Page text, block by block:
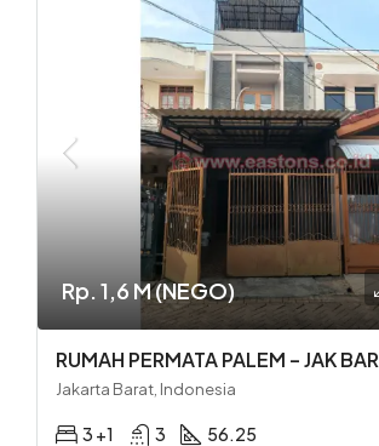
Rp. 1,6 M (NEGO)
RUMAH PERMATA PALEM – JAK BAR
Jakarta Barat, Indonesia
3 +1 3 56.25